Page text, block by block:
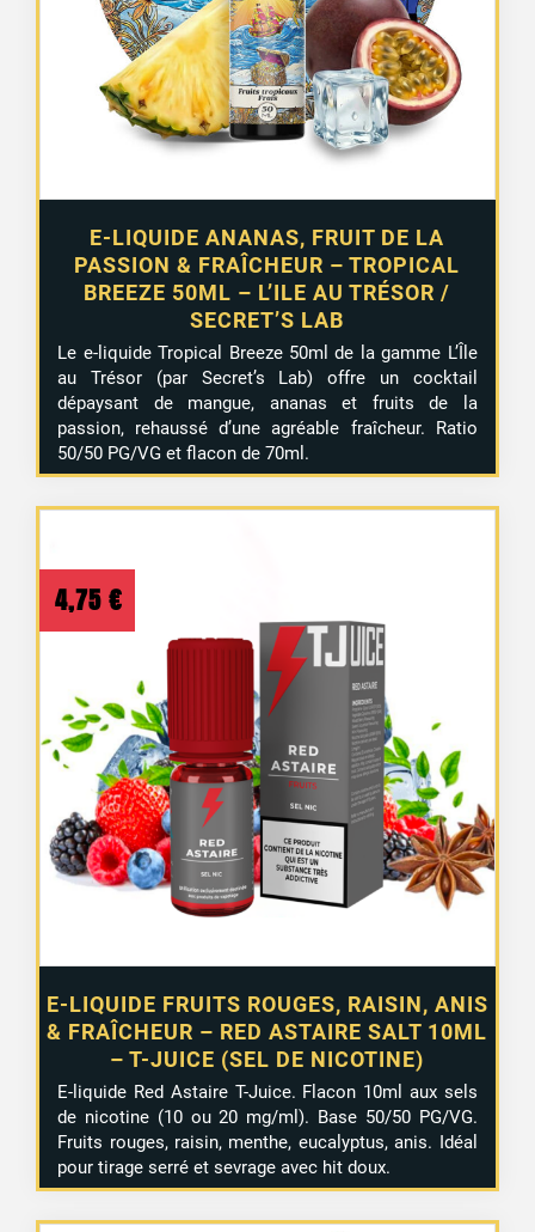
E-LIQUIDE ANANAS, FRUIT DE LA
PASSION & FRAÎCHEUR – TROPICAL
BREEZE 50ML – L’ILE AU TRÉSOR /
SECRET’S LAB
Le e-liquide Tropical Breeze 50ml de la gamme L’Île
au Trésor (par Secret’s Lab) offre un cocktail
dépaysant de mangue, ananas et fruits de la
passion, rehaussé d’une agréable fraîcheur. Ratio
50/50 PG/VG et flacon de 70ml.
E-LIQUIDE FRUITS ROUGES, RAISIN, ANIS
& FRAÎCHEUR – RED ASTAIRE SALT 10ML
– T-JUICE (SEL DE NICOTINE)
4,75 €
E-liquide Red Astaire T-Juice. Flacon 10ml aux sels
de nicotine (10 ou 20 mg/ml). Base 50/50 PG/VG.
Fruits rouges, raisin, menthe, eucalyptus, anis. Idéal
pour tirage serré et sevrage avec hit doux.